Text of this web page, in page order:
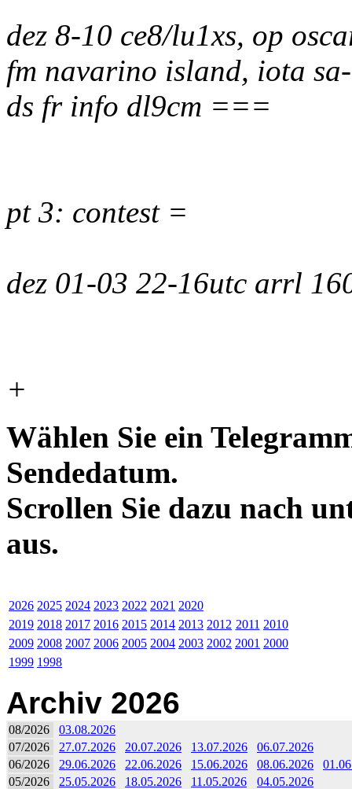
dez 8-10 ce8/lu1xs, op
fm navarino island, iota
ds fr info dl9cm ===
pt 3: contest =
dez 01-03 22-16utc arrl
+
Wählen Sie ein
Sendedatum.
Scrollen Sie dazu nach
aus.
2026 2025 2024 2023 2022 2021 2020
2019 2018 2017 2016 2015 2014 2013 2012 2011 2010
2009 2008 2007 2006 2005 2004 2003 2002 2001 2000
1999 1998
Archiv 2026
08/2026
03.08.2026
07/2026
27.07.2026 20.07.2026 13.07.2026
06.07.2026
06/2026
29.06.2026 22.06.2026 15.06.2026 08.06.2026
05/2026
25.05.2026 18.05.2026 11.05.2026
04.05.2026